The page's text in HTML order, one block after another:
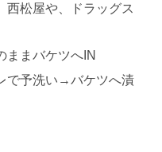
西松屋や、ドラッグス
ままバケツへIN
で予洗い→バケツへ漬